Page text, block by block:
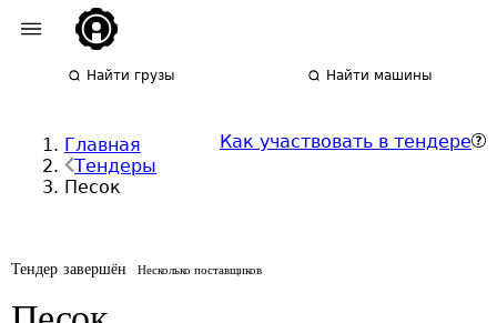
Найти грузы Найти машины
Главная
Тендеры
Песок
Как участвовать в тендере
Тендер завершён Несколько поставщиков